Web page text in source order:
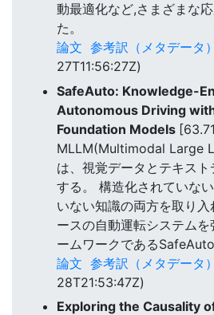
動最適化など,さまざまな
た。
論文 参考訳（メタデータ）
27T11:56:27Z)
SafeAuto: Knowledge-
Autonomous Driving
Foundation Models
MLLM(Multimodal Large
は、視覚データとテキス
する。 構造化されていな
いない知識の両方を取り
ースの自動運転システム
ームワークであるSafeAuto
論文 参考訳（メタデータ）
28T21:53:47Z)
Exploring the Causality